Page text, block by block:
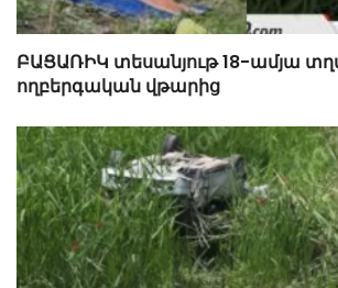
ԲԱՑԱՌԻԿ տեսանյութ 18-ամյա
ողբերգական վթարից